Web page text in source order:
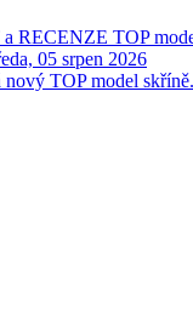
RECENZE TOP
05 srpen 2026
TOP model